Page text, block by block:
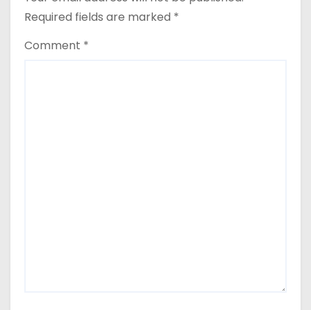
Required fields are marked *
Comment *